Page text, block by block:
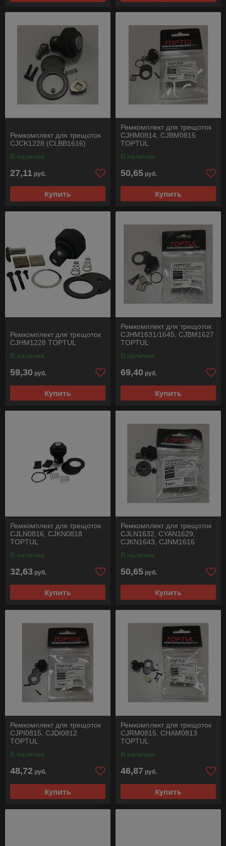
Ремкомплект для трещоток
CJCK1228 (CLBB1616)
В наличии
27,11 руб.
Купить
Ремкомплект для трещоток
CJHM0814, CJBM0815
TOPTUL
В наличии
50,65 руб.
Купить
Ремкомплект для трещоток
CJHM1228 TOPTUL
В наличии
59,30 руб.
Купить
Ремкомплект для трещоток
CJHM1631/1645, CJBM1627
TOPTUL
В наличии
69,40 руб.
Купить
Ремкомплект для трещоток
CJLN0816, CJKN0818
TOPTUL
В наличии
32,63 руб.
Купить
Ремкомплект для трещоток
CJLN1632, CYAN1629,
CJKN1643, CJNM1616
В наличии
50,65 руб.
Купить
Ремкомплект для трещоток
CJPI0815, CJDI0812
TOPTUL
В наличии
48,72 руб.
Купить
Ремкомплект для трещоток
CJRM0815, CHAM0813
TOPTUL
В наличии
46,87 руб.
Купить